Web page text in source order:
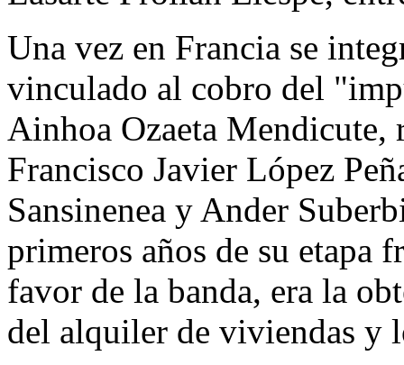
Una vez en Francia se
vinculado al cobro del
Ainhoa Ozaeta Mendicute,
Francisco Javier López
Sansinenea y Ander
primeros años de su etapa
favor de la banda, era la
del alquiler de viviendas y